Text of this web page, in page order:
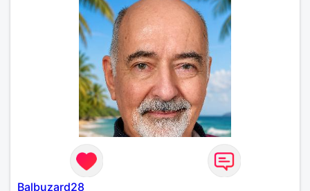
Balbuzard28